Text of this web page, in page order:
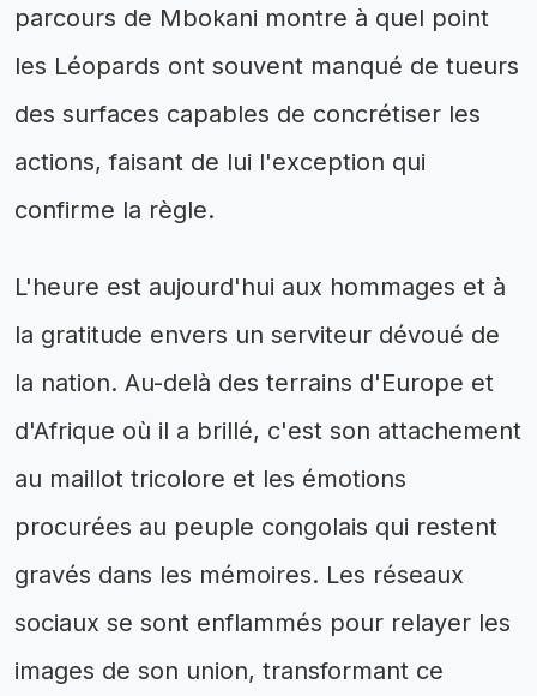
parcours de Mbokani montre à quel point
les Léopards ont souvent manqué de tueurs
des surfaces capables de concrétiser les
actions, faisant de lui l'exception qui
confirme la règle.
L'heure est aujourd'hui aux hommages et à
la gratitude envers un serviteur dévoué de
la nation. Au-delà des terrains d'Europe et
d'Afrique où il a brillé, c'est son attachement
au maillot tricolore et les émotions
procurées au peuple congolais qui restent
gravés dans les mémoires. Les réseaux
sociaux se sont enflammés pour relayer les
images de son union, transformant ce